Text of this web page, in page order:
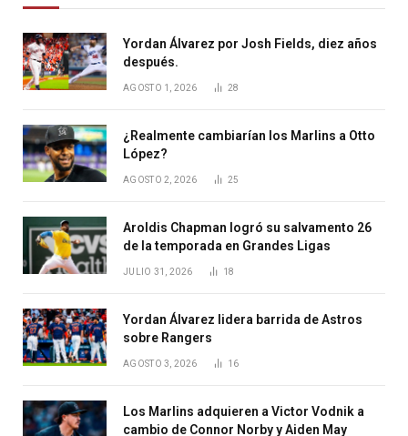
Yordan Álvarez por Josh Fields, diez años
después.
AGOSTO 1, 2026 28
¿Realmente cambiarían los Marlins a Otto
López?
AGOSTO 2, 2026 25
Aroldis Chapman logró su salvamento 26
de la temporada en Grandes Ligas
JULIO 31, 2026 18
Yordan Álvarez lidera barrida de Astros
sobre Rangers
AGOSTO 3, 2026 16
Los Marlins adquieren a Victor Vodnik a
cambio de Connor Norby y Aiden May